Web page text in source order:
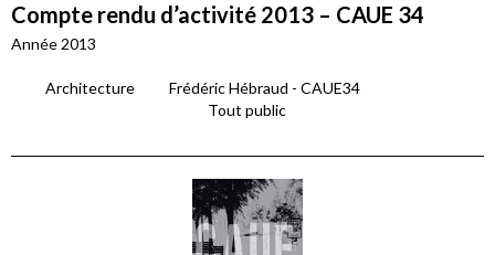
Compte rendu d’activité 2013 – CAUE 34
Année 2013
Architecture
Frédéric Hébraud - CAUE34
Tout public